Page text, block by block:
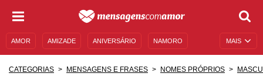
MAIS
AMOR AMIZADE ANIVERSÁRIO NAMORO
CATEGORIAS MENSAGENS E FRASES NOMES PRÓPRIOS